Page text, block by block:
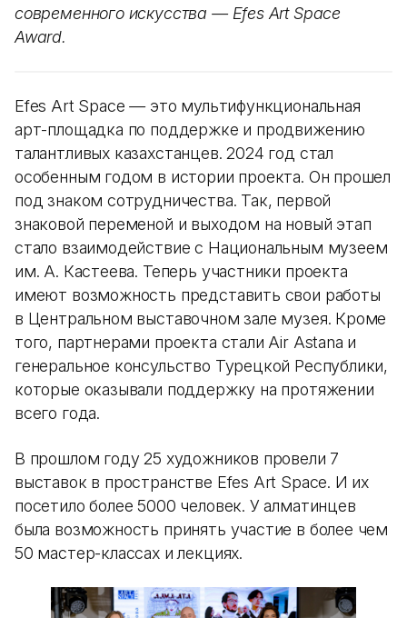
современного искусства — Efes Art Space
Award.
Efes Art Space— это мультифункциональная
арт-площадка по поддержке и продвижению
талантливых казахстанцев. 2024 год стал
особенным годом в истории проекта. Он прошел
под знаком сотрудничества. Так, первой
знаковой переменой и выходом на новый этап
стало взаимодействие с Национальным музеем
им. А. Кастеева. Теперь участники проекта
имеют возможность представить свои работы
в Центральном выставочном зале музея. Кроме
того, партнерами проекта стали Air Astana и
генеральное консульство Турецкой Республики,
которые оказывали поддержку на протяжении
всего года.
В прошлом году 25 художников провели 7
выставок в пространстве Efes Art Space. И их
посетило более 5000 человек. У алматинцев
была возможность принять участие в более чем
50 мастер-классах и лекциях.